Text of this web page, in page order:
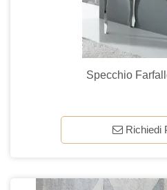
Specchio
Richiedi